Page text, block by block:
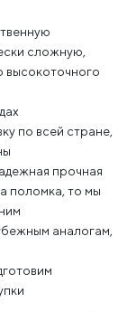
сложную,
высокоточного
по всей стране,
прочная
поломка, то мы
аналогам,